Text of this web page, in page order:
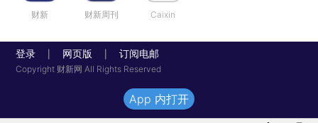
财新 财新周刊 Caixin
登录 网页版 订阅电邮
Copyright 财新网 All Rights Reserved
App 内打开